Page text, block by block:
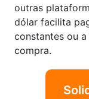
outras
dólar facilita
constantes ou
compra.